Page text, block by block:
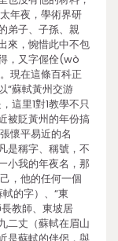
年夜，學術界研
弟子、子孫、親
來，惋惜此中不包
，又字偓佺(wò
現在這條百科正
“蘇軾黃州交游
這里1對1教學不只
被貶黃州的年份搞
懷平易近的名
是稱字、稱號，不
小我的年夜名，那
，他的任何一個
的字）、“東
教師、東坡居
二丈（蘇軾在眉山